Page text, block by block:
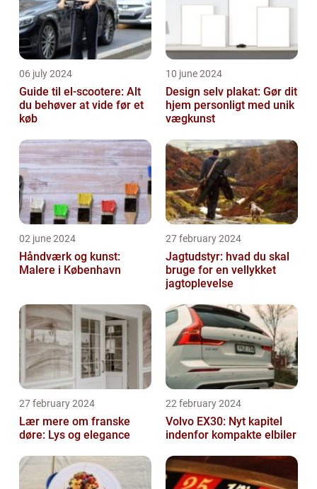
06 july 2024
Guide til el-scootere: Alt
du behøver at vide før et
køb
10 june 2024
Design selv plakat: Gør dit
hjem personligt med unik
vægkunst
02 june 2024
Håndværk og kunst:
Malere i København
27 february 2024
Jagtudstyr: hvad du skal
bruge for en vellykket
jagtoplevelse
27 february 2024
Lær mere om franske
døre: Lys og elegance
22 february 2024
Volvo EX30: Nyt kapitel
indenfor kompakte elbiler